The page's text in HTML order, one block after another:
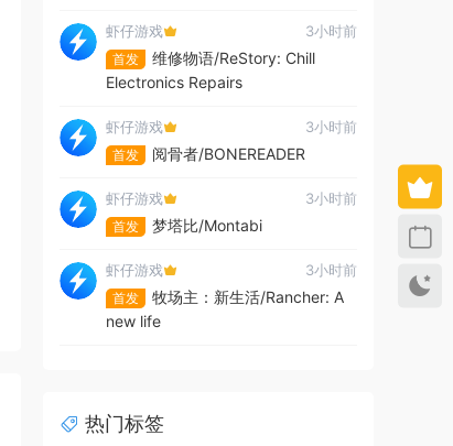
虾仔游戏 3小时前
首发
维修物语/ReStory: Chill
Electronics Repairs
虾仔游戏 3小时前
首发 阅骨者/BONEREADER
虾仔游戏 3小时前
首发 梦塔比/Montabi
虾仔游戏 3小时前
首发
牧场主：新生活/Rancher: A
new life
虾仔游戏
热门标签